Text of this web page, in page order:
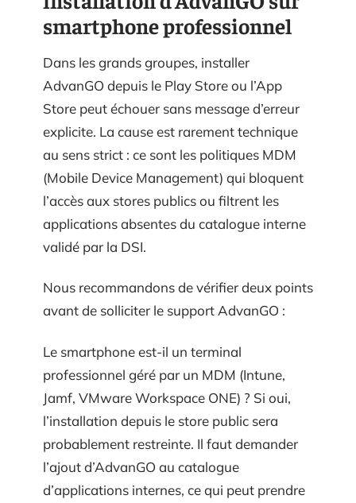
smartphone professionnel
Dans les grands groupes, installer
AdvanGO depuis le Play Store ou l’App
Store peut échouer sans message d’erreur
explicite. La cause est rarement technique
au sens strict : ce sont les politiques MDM
(Mobile Device Management) qui bloquent
l’accès aux stores publics ou filtrent les
applications absentes du catalogue interne
validé par la DSI.
Nous recommandons de vérifier deux points
avant de solliciter le support AdvanGO :
Le smartphone est-il un terminal
professionnel géré par un MDM (Intune,
Jamf, VMware Workspace ONE) ? Si oui,
l’installation depuis le store public sera
probablement restreinte. Il faut demander
l’ajout d’AdvanGO au catalogue
d’applications internes, ce qui peut prendre